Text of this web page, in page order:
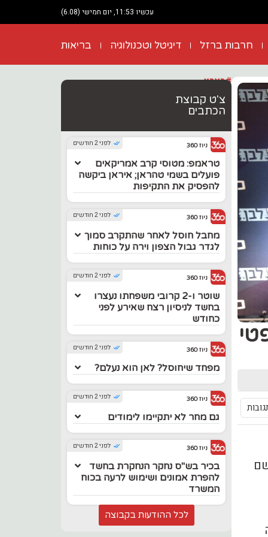
עכשיו 11:53, יום חמישי (6.08)
חרבות ברזל דיגיטל וטכנולוגיה בריאות
#בארץ
צ'ט קבוצת
הכתבים
לפני 2 חודשים ניוז 360
טראמפ: מטוסי קרב אמריקאים
פועלים בשמי טהראן; איראן ביקשה
להפסיק את התקיפות
לפני 2 חודשים ניוז 360
מחבל חוסל לאחר שהתקרב סמוך
לגדר גבול הצפון וירה על כוחות
לפני 2 חודשים ניוז 360
שוטר ו-2 קרובי משפחתו נעצרו
בחשד לניסיון רצח שאירע לפני
כחודש
לפני 2 חודשים ניוז 360
מפחד שיחוסל? לאן הוא נעלם?
לפני 2 חודשים ניוז 360
גם מחר לא יתקיימו לימודים
לפני 2 חודשים ניוז 360
בכיר בש"ס נחקר הנחקרת בחשד
להפרת אמונים ושימוש לרעה בכוח
המשרד
לכל ההודעות בקבוצה